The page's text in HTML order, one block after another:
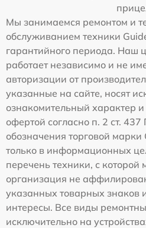
Мы занимаемся ремонтом и
обслуживанием техники
гарантийного периода. Наш
работает независимо и не
авторизации от
указанные на сайте, носят
ознакомительный характер
офертой согласно п. 2 ст.
обозначения торговой
только в информационных
перечень техники, с
организация не
указанных товарных знаков
интересы. Все виды
исключительно на